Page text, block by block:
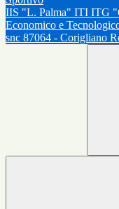
IIS "L. Palma" ITI ITG
Economico e
snc 87064 - Corigliano